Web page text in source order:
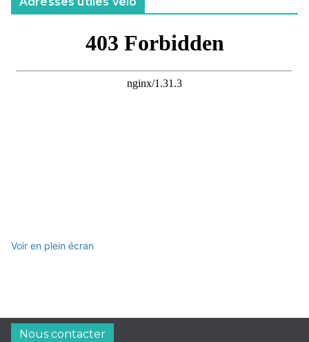
Voir en plein écran
Nous contacter